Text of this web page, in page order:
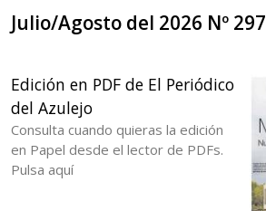
Julio/Agosto del 2026 Nº 297
Edición en PDF de El Periódico
del Azulejo
Consulta cuando quieras la edición
en Papel desde el lector de PDFs.
Pulsa aquí